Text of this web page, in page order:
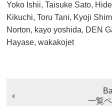
Yoko Ishii, Taisuke Sato,
Kikuchi, Toru Tani, Kyoji
Norton, kayo yoshida, DEN
Hayase, wakakojet
一覧